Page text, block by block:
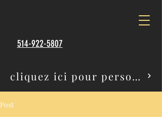
514-922-5807
cliquez ici pour personalisez votre projet
Post